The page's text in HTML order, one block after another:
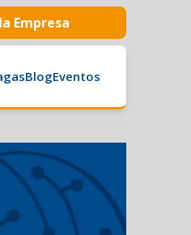
Empresa
BlogEventos